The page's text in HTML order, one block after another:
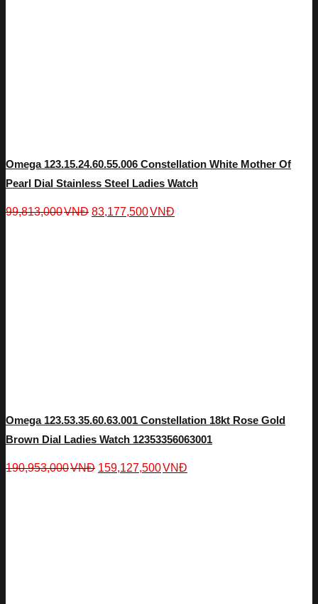
Omega 123.15.24.60.55.006 Constellation White Mother Of
Pearl Dial Stainless Steel Ladies Watch
99,813,000VNĐ 83,177,500VNĐ
Omega 123.53.35.60.63.001 Constellation 18kt Rose Gold
Brown Dial Ladies Watch 12353356063001
190,953,000VNĐ 159,127,500VNĐ